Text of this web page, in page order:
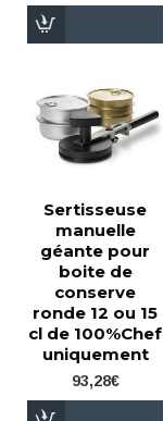
Sertisseuse
manuelle
géante pour
boite de
conserve
ronde 12 ou 15
cl de 100%Chef
uniquement
93,28€